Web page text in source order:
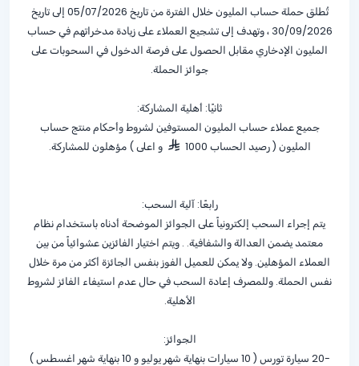
تُطلق حملة حساب المليون خلال الفترة من تاريخ 05/07/2026 إلى تاريخ
30/09/2026 ، وتهدف إلى تشجيع العملاء على زيادة مدخراتهم في حساب
المليون الإدخاري مقابل الحصول على فرصة الدخول في السحوبات على
جوائز الحملة.
ثانيًا: أهلية المشاركة:
جميع عملاء حساب المليون المستوفين لشروط وأحكام منتج حساب
المليون ( رصيد الحساب 1000
و اعلى ) مؤهلون للمشاركة.
رابعًا: آلية السحب:
يتم إجراء السحب إلكترونياً على الجوائز الموضحة أدناه باستخدام نظام
معتمد يضمن العدالة والشفافية. . ويتم اختيار الفائزين عشوائياً من بين
العملاء المؤهلين. ولا يمكن للعميل الفوز بنفس الجائزة أكثر من مرة خلال
نفس الحملة. وللمصرف إعادة السحب في حال عدم استيفاء الفائز لشروط
الأهلية.
الجوائز:
-20 سيارة تورس ( 10 سيارات بنهاية شهر يوليو و 10 بنهاية شهر اغسطس )